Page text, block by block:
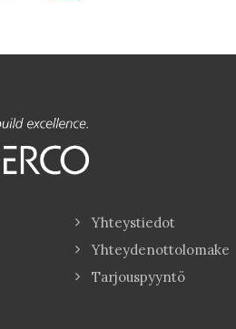
Yhteystiedot
Yhteydenottolomake
Tarjouspyyntö